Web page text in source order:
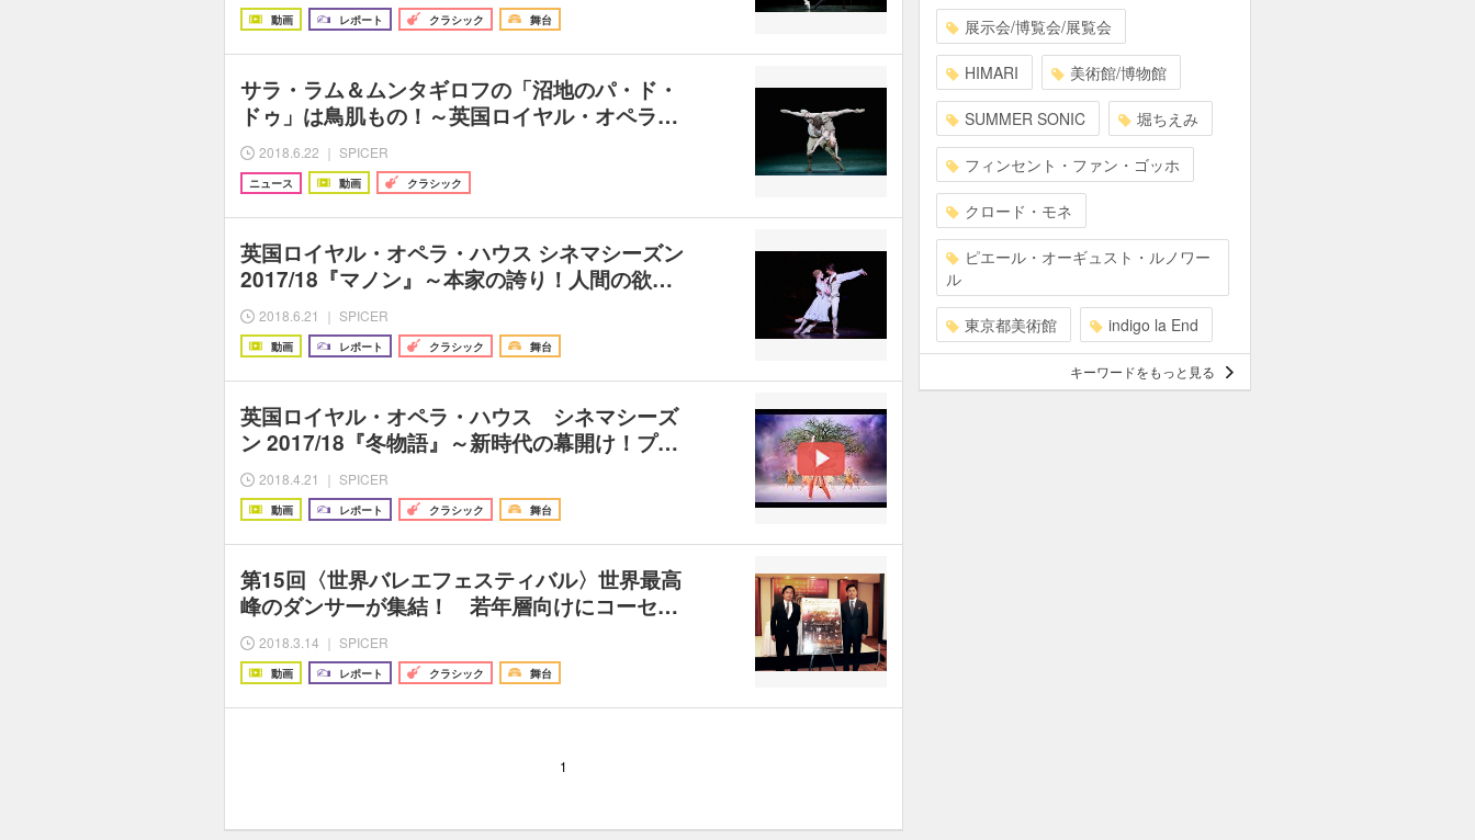
動画 レポート クラシック 舞台
サラ・ラム＆ムンタギロフの「沼地のパ・ド・
ドゥ」は鳥肌もの！～英国ロイヤル・オペラ…
2018.6.22 ｜ SPICER
ニュース 動画 クラシック
英国ロイヤル・オペラ・ハウス シネマシーズン
2017/18『マノン』～本家の誇り！人間の欲…
2018.6.21 ｜ SPICER
動画 レポート クラシック 舞台
英国ロイヤル・オペラ・ハウス シネマシーズ
ン 2017/18『冬物語』～新時代の幕開け！プ…
2018.4.21 ｜ SPICER
動画 レポート クラシック 舞台
第15回〈世界バレエフェスティバル〉世界最高
峰のダンサーが集結！ 若年層向けにコーセ…
2018.3.14 ｜ SPICER
動画 レポート クラシック 舞台
1
展示会/博覧会/展覧会
HIMARI 美術館/博物館
SUMMER SONIC 堀ちえみ
フィンセント・ファン・ゴッホ
クロード・モネ
ピエール・オーギュスト・ルノワー
ル
東京都美術館 indigo la End
キーワードをもっと見る